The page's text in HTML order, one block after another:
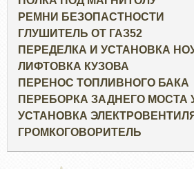
РЕМНИ БЕЗОПАСТНОСТИ
ГЛУШИТЕЛЬ ОТ ГАЗ52
ПЕРЕДЕЛКА И УСТАНОВКА
ЛИФТОВКА КУЗОВА
ПЕРЕНОС ТОПЛИВНОГО БАКА
ПЕРЕБОРКА ЗАДНЕГО МОСТА
УСТАНОВКА
ГРОМКОГОВОРИТЕЛЬ